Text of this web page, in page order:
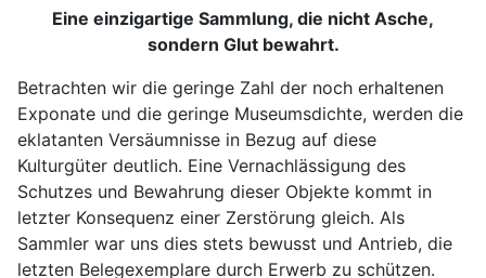
Eine einzigartige Sammlung, die nicht Asche,
sondern Glut bewahrt.
Betrachten wir die geringe Zahl der noch erhaltenen
Exponate und die geringe Museumsdichte, werden die
eklatanten Versäumnisse in Bezug auf diese
Kulturgüter deutlich. Eine Vernachlässigung des
Schutzes und Bewahrung dieser Objekte kommt in
letzter Konsequenz einer Zerstörung gleich. Als
Sammler war uns dies stets bewusst und Antrieb, die
letzten Belegexemplare durch Erwerb zu schützen.